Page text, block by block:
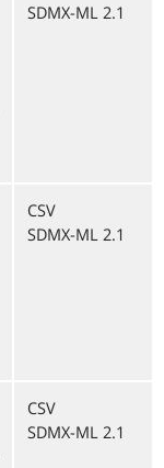
SDMX-ML 2.1
CSV
SDMX-ML 2.1
CSV
SDMX-ML 2.1